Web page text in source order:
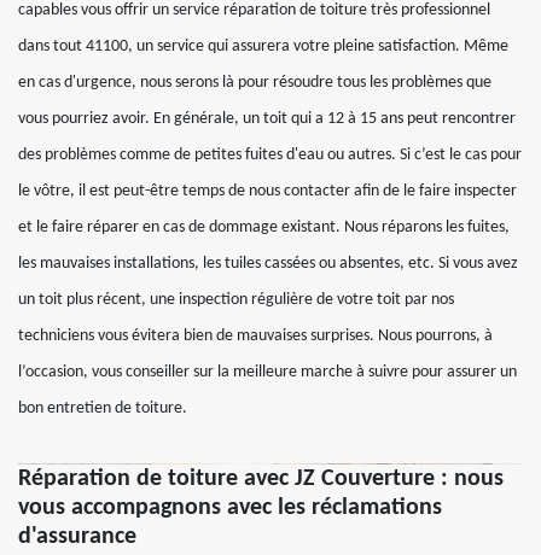
capables vous offrir un service réparation de toiture très professionnel
dans tout 41100, un service qui assurera votre pleine satisfaction. Même
en cas d'urgence, nous serons là pour résoudre tous les problèmes que
vous pourriez avoir. En générale, un toit qui a 12 à 15 ans peut rencontrer
des problèmes comme de petites fuites d'eau ou autres. Si c’est le cas pour
le vôtre, il est peut-être temps de nous contacter afin de le faire inspecter
et le faire réparer en cas de dommage existant. Nous réparons les fuites,
les mauvaises installations, les tuiles cassées ou absentes, etc. Si vous avez
un toit plus récent, une inspection régulière de votre toit par nos
techniciens vous évitera bien de mauvaises surprises. Nous pourrons, à
l’occasion, vous conseiller sur la meilleure marche à suivre pour assurer un
bon entretien de toiture.
Réparation de toiture avec JZ Couverture : nous
vous accompagnons avec les réclamations
d'assurance